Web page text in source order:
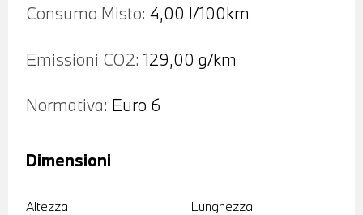
Consumo Misto: 4,00 l/100km
Emissioni CO2: 129,00 g/km
Normativa: Euro 6
Altezza Lunghezza:
Dimensioni